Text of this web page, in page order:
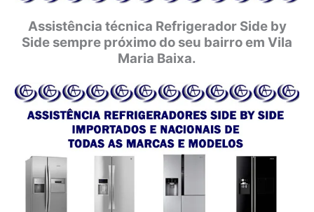
Assistência técnica Refrigerador Side by
Side sempre próximo do seu bairro em Vila
Maria Baixa.